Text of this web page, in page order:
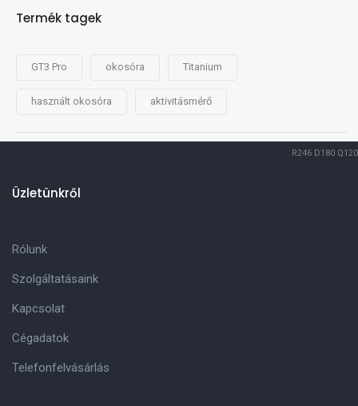
Termék tagek
GT3 Pro okosóra Titanium
használt okosóra aktivitásmérő
R246 D180 Q120
Üzletünkről
Rólunk
Szolgáltatásaink
Kapcsolat
Cégadatok
Telefonfelvásárlás